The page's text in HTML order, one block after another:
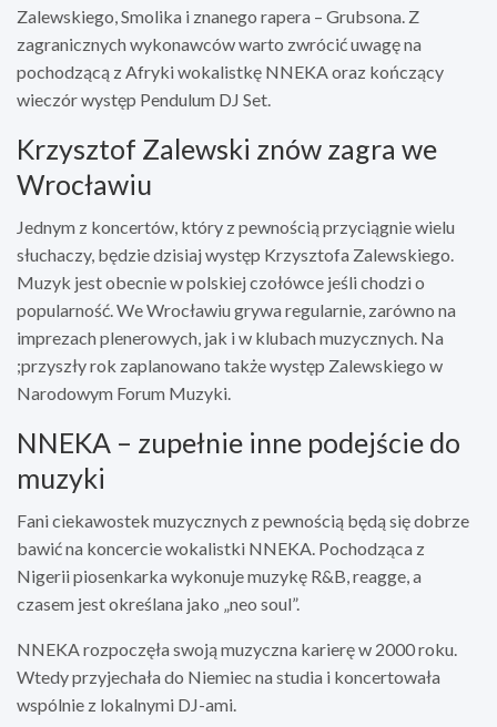
Zalewskiego, Smolika i znanego rapera – Grubsona. Z
zagranicznych wykonawców warto zwrócić uwagę na
pochodzącą z Afryki wokalistkę NNEKA oraz kończący
wieczór występ Pendulum DJ Set.
Krzysztof Zalewski znów zagra we
Wrocławiu
Jednym z koncertów, który z pewnością przyciągnie wielu
słuchaczy, będzie dzisiaj występ Krzysztofa Zalewskiego.
Muzyk jest obecnie w polskiej czołówce jeśli chodzi o
popularność. We Wrocławiu grywa regularnie, zarówno na
imprezach plenerowych, jak i w klubach muzycznych. Na
;przyszły rok zaplanowano także występ Zalewskiego w
Narodowym Forum Muzyki.
NNEKA – zupełnie inne podejście do
muzyki
Fani ciekawostek muzycznych z pewnością będą się dobrze
bawić na koncercie wokalistki NNEKA. Pochodząca z
Nigerii piosenkarka wykonuje muzykę R&B, reagge, a
czasem jest określana jako „neo soul”.
NNEKA rozpoczęła swoją muzyczna karierę w 2000 roku.
Wtedy przyjechała do Niemiec na studia i koncertowała
wspólnie z lokalnymi DJ-ami.